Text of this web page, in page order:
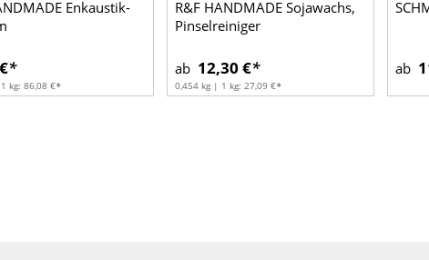
Enkaustik-
kg: 86,08 €
R&F HANDMADE Sojawachs,
Pinselreiniger
ab 12,30 €
0,454 kg | 1 kg: 27,09 €
ab